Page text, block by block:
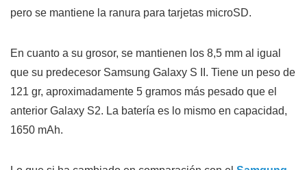
pero se mantiene la ranura para tarjetas microSD.
En cuanto a su grosor, se mantienen los 8,5 mm al igual
que su predecesor Samsung Galaxy S II. Tiene un peso de
121 gr, aproximadamente 5 gramos más pesado que el
anterior Galaxy S2. La batería es lo mismo en capacidad,
1650 mAh.